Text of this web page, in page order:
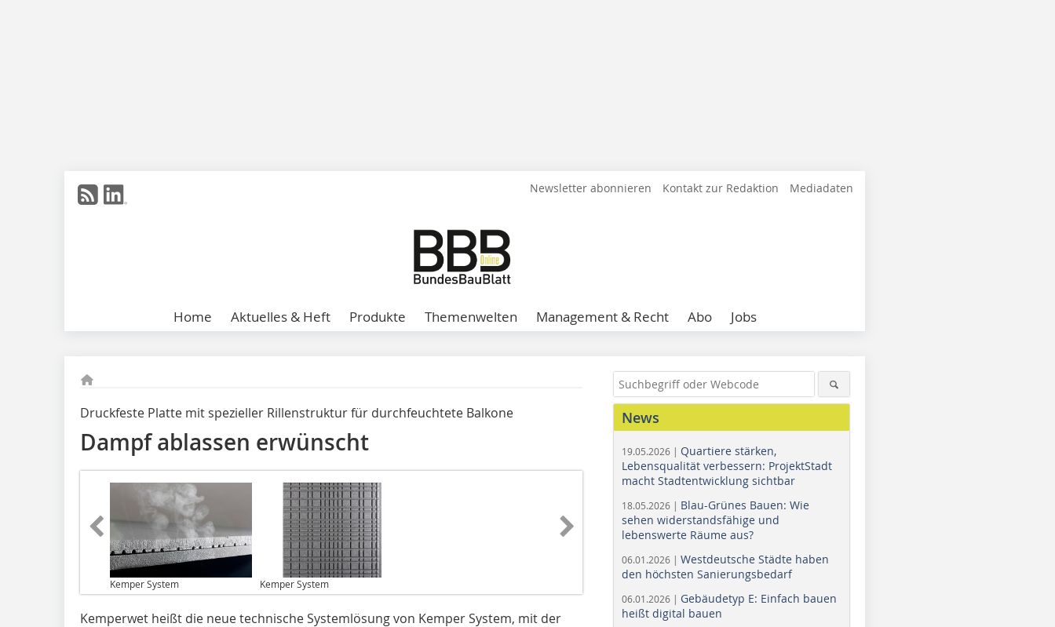
Newsletter abonnieren Kontakt zur Redaktion Mediadaten
Home Aktuelles & Heft Produkte Themenwelten Management & Recht Abo Jobs
Druckfeste Platte mit spezieller Rillenstruktur für durchfeuchtete Balkone
Dampf ablassen erwünscht
Kemper System Kemper System
Kemperwet heißt die neue technische Systemlösung von Kemper System, mit der
News
19.05.2026 | Quartiere stärken,
Lebensqualität verbessern: ProjektStadt
macht Stadtentwicklung sichtbar
18.05.2026 | Blau-Grünes Bauen: Wie
sehen widerstandsfähige und
lebenswerte Räume aus?
06.01.2026 | Westdeutsche Städte haben
den höchsten Sanierungsbedarf
06.01.2026 | Gebäudetyp E: Einfach bauen
heißt digital bauen